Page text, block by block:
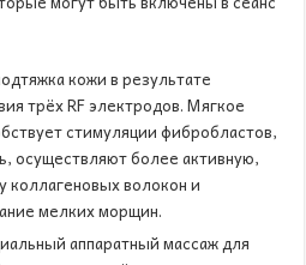
кожи в результате
трёх RF электродов. Мягкое
стимуляции фибробластов,
осуществляют более активную,
коллагеновых волокон и
мелких морщин.
аппаратный массаж для